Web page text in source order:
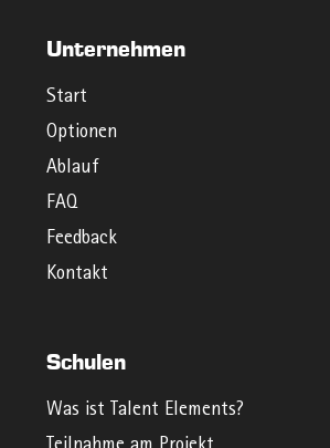
Unternehmen
Start
Optionen
Ablauf
FAQ
Feedback
Kontakt
Schulen
Was ist Talent Elements?